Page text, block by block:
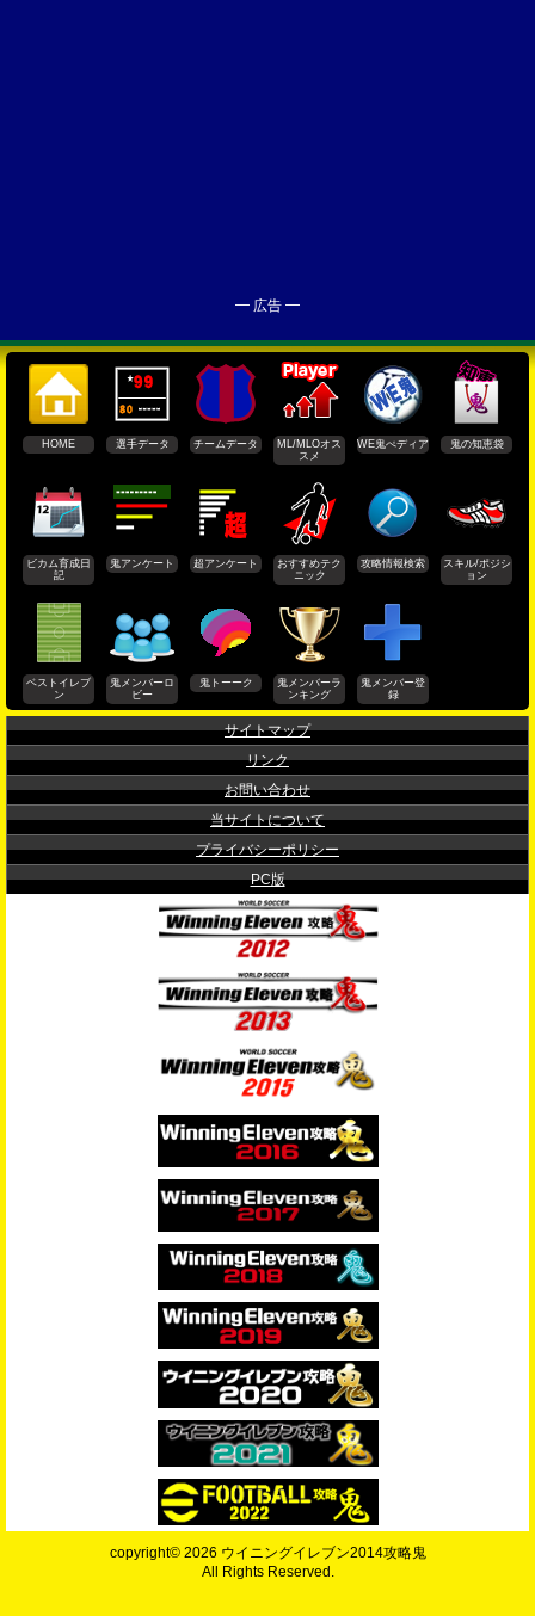
━ 広告 ━
HOME 選手データ チームデータ
ML/MLOオス
スメ
WE鬼ぺディア 鬼の知恵袋
ビカム育成日
記
鬼アンケート 超アンケート
おすすめテク
ニック
攻略情報検索
スキル/ポジシ
ョン
ベストイレブ
ン
鬼メンバーロ
ビー
鬼トーーク
鬼メンバーラ
ンキング
鬼メンバー登
録
サイトマップ
リンク
お問い合わせ
当サイトについて
プライバシーポリシー
PC版
copyright© 2026 ウイニングイレブン2014攻略鬼
All Rights Reserved.